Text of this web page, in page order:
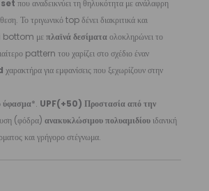
set που αναδεικνύει τη θηλυκότητα με ανάλαφρη
Το τριγωνικό top δένει διακριτικά και
bottom μεπλαϊνά δεσίματαολοκληρώνει το
pattern του χαρίζει στο σχέδιο έναν
χαρακτήρα για εμφανίσεις που ξεχωρίζουν στην
ύφασμα*. UPF(+50) Προστασία από την
(φόδρα) ανακυκλώσιμου πολυαμιδίου ιδανική
και γρήγορο στέγνωμα.